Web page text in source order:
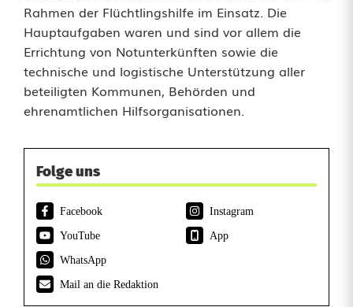
Rahmen der Flüchtlingshilfe im Einsatz. Die
Hauptaufgaben waren und sind vor allem die
Errichtung von Notunterkünften sowie die
technische und logistische Unterstützung aller
beteiligten Kommunen, Behörden und
ehrenamtlichen Hilfsorganisationen.
Folge uns
Facebook
Instagram
YouTube
App
WhatsApp
Mail an die Redaktion